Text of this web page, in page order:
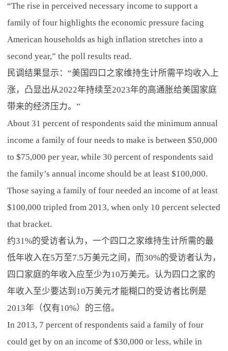
“The rise in perceived necessary income to support a
family of four highlights the economic pressure facing
American households as high inflation stretches into a
second year,” the poll results read.
民调结果显示：“美国四口之家维持生计所需平均收入上
涨，凸显出从2022年持续至2023年的高通胀给美国家庭
带来的经济压力。”
About 31 percent of respondents said the minimum annual
income a family of four needs to make is between $50,000
to $75,000 per year, while 30 percent of respondents said
the family’s annual income should be at least $100,000.
Those saying a family of four needed an income of at least
$100,000 tripled from 2013, when only 10 percent selected
that bracket.
约31%的受访者认为，一个四口之家维持生计所需的最
低年收入在5万至7.5万美元之间，而30%的受访者认为，
四口家庭的年收入应至少为10万美元。认为四口之家的
年收入至少要达到10万美元才能糊口的受访者比例是
2013年（仅有10%）的三倍。
In 2013, 7 percent of respondents said a family of four
could get by on an income of $30,000 or less, while in